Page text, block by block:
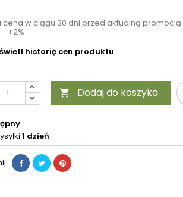
cena w ciągu 30 dni przed aktualną promocją:
+2%
historię cen produktu
 Dodaj do koszyka
1 dzień